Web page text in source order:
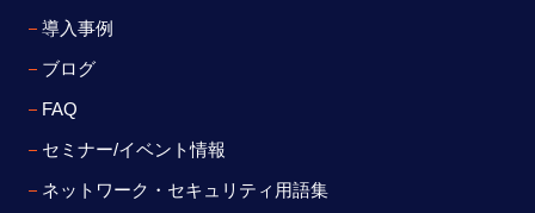
導入事例
ブログ
FAQ
セミナー/イベント情報
ネットワーク・セキュリティ用語集